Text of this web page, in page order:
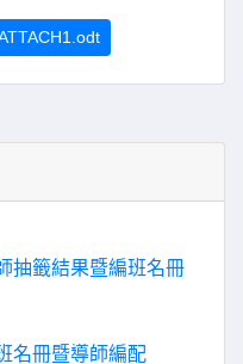
抽籤結果暨編班名冊
名冊暨導師編配